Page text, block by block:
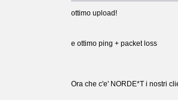
ottimo upload!
e ottimo ping + packet loss
Ora che c'e' NORDE*T i nostri